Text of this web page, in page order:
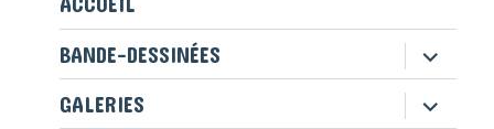
BANDE-DESSINÉES
ouvrir
le
sous-
menu
GALERIES ouvrir
le